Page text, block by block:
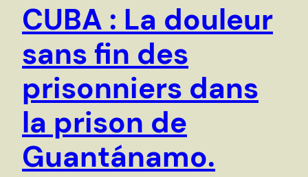
CUBA : La douleur
sans fin des
prisonniers dans
la prison de
Guantánamo.